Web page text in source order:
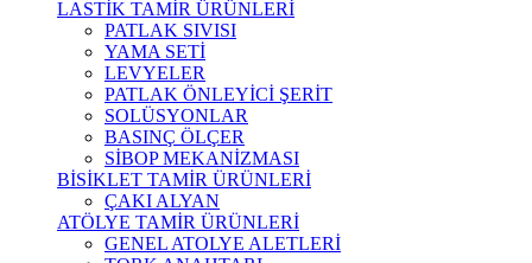
LASTİK TAMİR ÜRÜNLERİ
PATLAK SIVISI
YAMA SETİ
LEVYELER
PATLAK ÖNLEYİCİ ŞERİT
SOLÜSYONLAR
BASINÇ ÖLÇER
SİBOP MEKANİZMASI
BİSİKLET TAMİR ÜRÜNLERİ
ÇAKI ALYAN
ATÖLYE TAMİR ÜRÜNLERİ
GENEL ATOLYE ALETLERİ